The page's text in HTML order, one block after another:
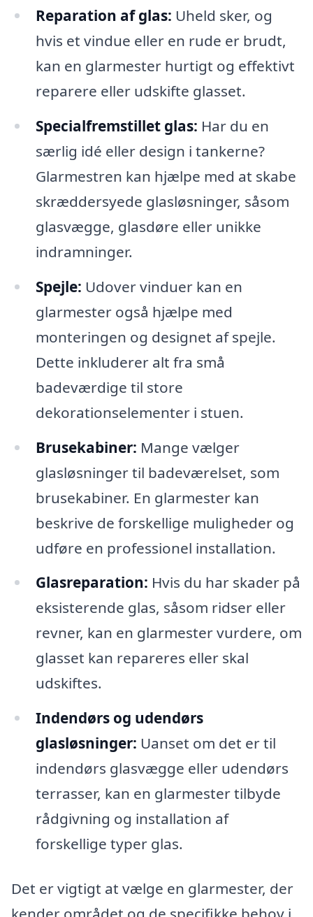
Reparation af glas: Uheld sker, og
hvis et vindue eller en rude er brudt,
kan en glarmester hurtigt og effektivt
reparere eller udskifte glasset.
Specialfremstillet glas: Har du en
særlig idé eller design i tankerne?
Glarmestren kan hjælpe med at skabe
skræddersyede glasløsninger, såsom
glasvægge, glasdøre eller unikke
indramninger.
Spejle: Udover vinduer kan en
glarmester også hjælpe med
monteringen og designet af spejle.
Dette inkluderer alt fra små
badeværdige til store
dekorationselementer i stuen.
Brusekabiner: Mange vælger
glasløsninger til badeværelset, som
brusekabiner. En glarmester kan
beskrive de forskellige muligheder og
udføre en professionel installation.
Glasreparation: Hvis du har skader på
eksisterende glas, såsom ridser eller
revner, kan en glarmester vurdere, om
glasset kan repareres eller skal
udskiftes.
Indendørs og udendørs
glasløsninger: Uanset om det er til
indendørs glasvægge eller udendørs
terrasser, kan en glarmester tilbyde
rådgivning og installation af
forskellige typer glas.
Det er vigtigt at vælge en glarmester, der